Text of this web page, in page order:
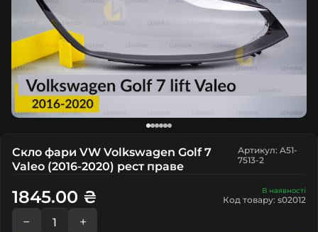
Скло фари VW Volkswagen Golf 7
Valeo (2016-2020) рест праве
Артикул: A51-
7513-2
В наявності
Код товару: s02012
1845.00 ₴
− +